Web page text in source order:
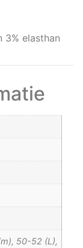
3% elasthan
50-52 (L),